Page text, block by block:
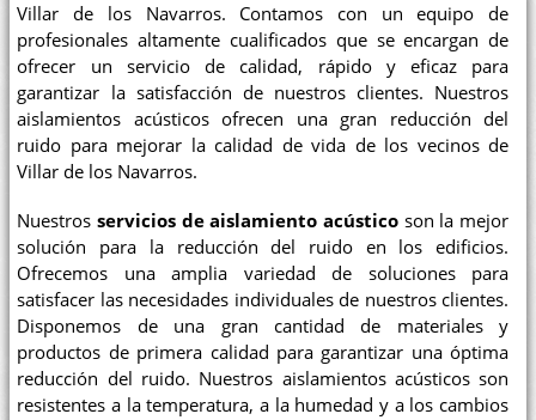
Villar de los Navarros. Contamos con un equipo de
profesionales altamente cualificados que se encargan de
ofrecer un servicio de calidad, rápido y eficaz para
garantizar la satisfacción de nuestros clientes. Nuestros
aislamientos acústicos ofrecen una gran reducción del
ruido para mejorar la calidad de vida de los vecinos de
Villar de los Navarros.
Nuestrosservicios de aislamiento acústico son la mejor
solución para la reducción del ruido en los edificios.
Ofrecemos una amplia variedad de soluciones para
satisfacer las necesidades individuales de nuestros clientes.
Disponemos de una gran cantidad de materiales y
productos de primera calidad para garantizar una óptima
reducción del ruido. Nuestros aislamientos acústicos son
resistentes a la temperatura, a la humedad y a los cambios